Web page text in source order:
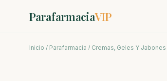
ParafarmaciaVIP
Inicio / Parafarmacia / Cremas, Geles Y Jabones